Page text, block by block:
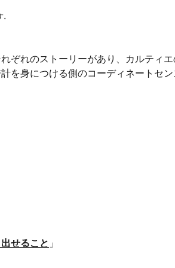
ぞれのストーリーがあり、カルティエ
を身につける側のコーディネートセン
せること 」